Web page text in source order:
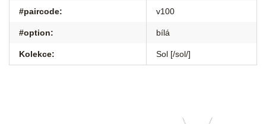
#paircode: v100
#option: bílá
Kolekce: Sol [/sol/]